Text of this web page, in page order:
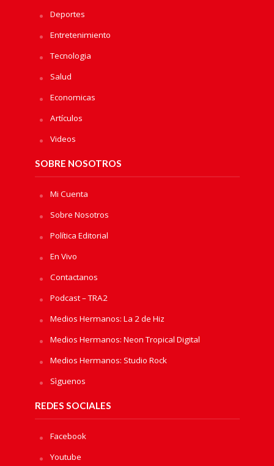
Deportes
Entretenimiento
Tecnologia
Salud
Economicas
Artículos
Videos
SOBRE NOSOTROS
Mi Cuenta
Sobre Nosotros
Política Editorial
En Vivo
Contactanos
Podcast – TRA2
Medios Hermanos: La 2 de Hiz
Medios Hermanos: Neon Tropical Digital
Medios Hermanos: Studio Rock
Sìguenos
REDES SOCIALES
Facebook
Youtube